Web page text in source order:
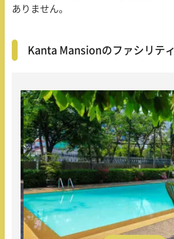
ありません。
Kanta Mansionのファシリティ